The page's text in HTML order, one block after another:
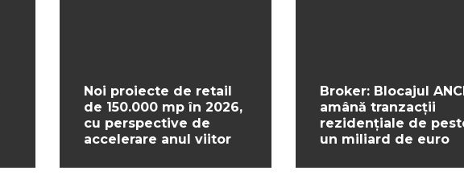
Noi proiecte de retail
de 150.000 mp în 2026,
cu perspective de
accelerare anul viitor
Broker: Blocajul
amână tranzacții
rezidențiale de
un miliard de euro